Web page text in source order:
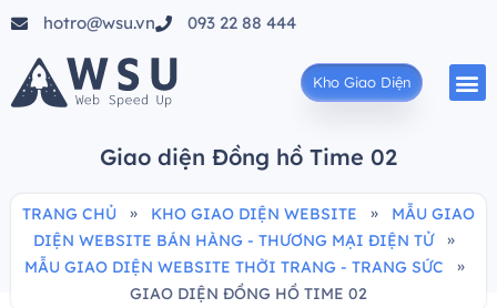
hotro@wsu.vn 093 22 88 444
Kho Giao Diện
Giao diện Đồng hồ Time 02
TRANG CHỦ » KHO GIAO DIỆN WEBSITE »
MẪU GIAO
DIỆN WEBSITE BÁN HÀNG - THƯƠNG MẠI ĐIỆN TỬ
»
MẪU GIAO DIỆN WEBSITE THỜI TRANG - TRANG SỨC
»
GIAO DIỆN ĐỒNG HỒ TIME 02